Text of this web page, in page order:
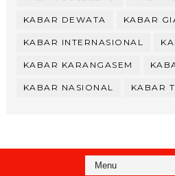
KABAR DEWATA KABAR
KABAR INTERNASIONAL
KABAR KARANGASEM
KABAR NASIONAL KABAR